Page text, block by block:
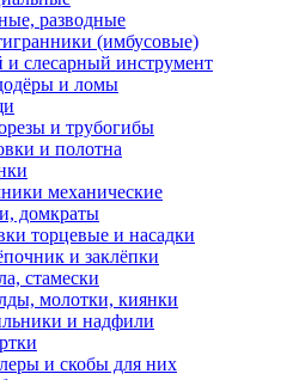
разводные
(имбусовые)
слесарный инструмент
и ломы
и трубогибы
и полотна
механические
домкраты
торцевые и насадки
и заклёпки
стамески
молотки, киянки
и надфили
и скобы для них